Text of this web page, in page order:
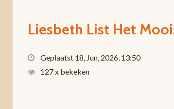
Liesbeth List Het
Geplaatst 18, Jun, 2026, 13:50
127 x bekeken